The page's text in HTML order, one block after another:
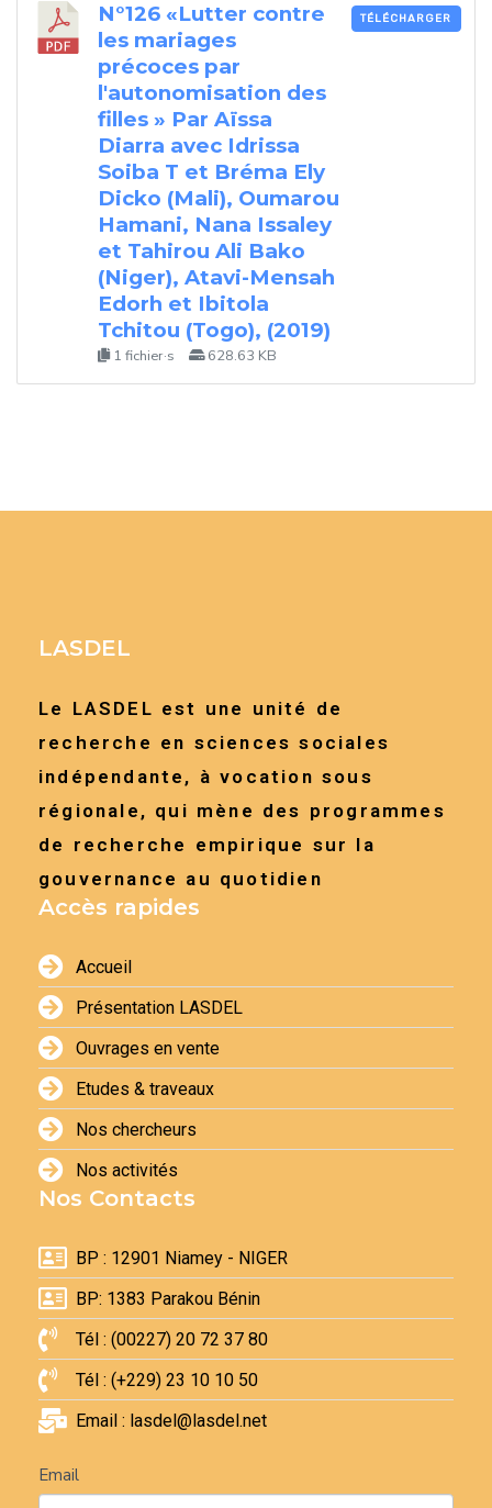
N°126 «Lutter contre
les mariages
précoces par
l'autonomisation des
filles » Par Aïssa
Diarra avec Idrissa
Soiba T et Bréma Ely
Dicko (Mali), Oumarou
Hamani, Nana Issaley
et Tahirou Ali Bako
(Niger), Atavi-Mensah
Edorh et Ibitola
Tchitou (Togo), (2019)
1 fichier·s 628.63 KB
TÉLÉCHARGER
LASDEL
Le LASDEL est une unité de
recherche en sciences sociales
indépendante, à vocation sous
régionale, qui mène des programmes
de recherche empirique sur la
gouvernance au quotidien
Accès rapides
Accueil
Présentation LASDEL
Ouvrages en vente
Etudes & traveaux
Nos chercheurs
Nos activités
Nos Contacts
BP : 12901 Niamey - NIGER
BP: 1383 Parakou Bénin
Tél : (00227) 20 72 37 80
Tél : (+229) 23 10 10 50
Email : lasdel@lasdel.net
Newsletter
Email